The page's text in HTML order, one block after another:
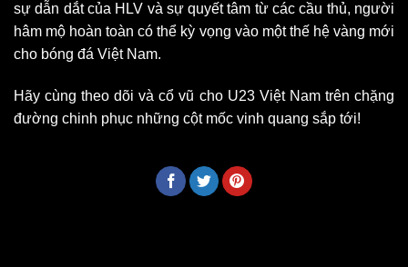
sự dẫn dắt của HLV và sự quyết tâm từ các cầu thủ, người
hâm mộ hoàn toàn có thể kỳ vọng vào một thế hệ vàng mới
cho bóng đá Việt Nam.
Hãy cùng theo dõi và cổ vũ cho U23 Việt Nam trên chặng
đường chinh phục những cột mốc vinh quang sắp tới!